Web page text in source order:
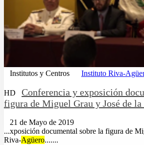
Institutos y Centros Instituto Riva-
HD
Conferencia y exposición
figura de Miguel Grau y José de
21 de Mayo de 2019
...xposición documental sobre la figura de
Riva-Agüero.......